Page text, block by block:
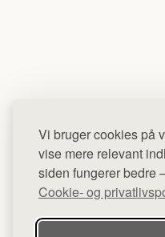
Vi bruger cookies på
vise mere relevant
siden fungerer bedre
Cookie- og